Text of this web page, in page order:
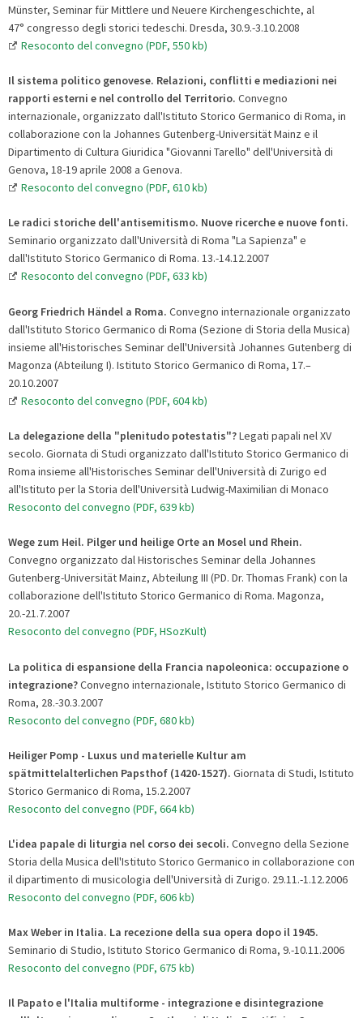
Münster, Seminar für Mittlere und Neuere Kirchengeschichte, al
47° congresso degli storici tedeschi. Dresda, 30.9.-3.10.2008
Resoconto del convegno (PDF, 550 kb)
Il sistema politico genovese. Relazioni, conflitti e mediazioni nei
rapporti esterni e nel controllo del Territorio. Convegno
internazionale, organizzato dall'Istituto Storico Germanico di Roma, in
collaborazione con la Johannes Gutenberg-Universität Mainz e il
Dipartimento di Cultura Giuridica "Giovanni Tarello" dell'Università di
Genova, 18-19 aprile 2008 a Genova.
Resoconto del convegno (PDF, 610 kb)
Le radici storiche dell'antisemitismo. Nuove ricerche e nuove fonti.
Seminario organizzato dall'Università di Roma "La Sapienza" e
dall'Istituto Storico Germanico di Roma. 13.-14.12.2007
Resoconto del convegno (PDF, 633 kb)
Georg Friedrich Händel a Roma. Convegno internazionale organizzato
dall'Istituto Storico Germanico di Roma (Sezione di Storia della Musica)
insieme all'Historisches Seminar dell'Università Johannes Gutenberg di
Magonza (Abteilung I). Istituto Storico Germanico di Roma, 17.–
20.10.2007
Resoconto del convegno (PDF, 604 kb)
La delegazione della "plenitudo potestatis"?Legati papali nel XV
secolo. Giornata di Studi organizzato dall'Istituto Storico Germanico di
Roma insieme all'Historisches Seminar dell'Università di Zurigo ed
all'Istituto per la Storia dell'Università Ludwig-Maximilian di Monaco
Resoconto del convegno (PDF, 639 kb)
Wege zum Heil. Pilger und heilige Orte an Mosel und Rhein.
Convegno organizzato dal Historisches Seminar della Johannes
Gutenberg-Universität Mainz, Abteilung III (PD. Dr. Thomas Frank) con la
collaborazione dell'Istituto Storico Germanico di Roma. Magonza,
20.-21.7.2007
Resoconto del convegno (PDF, HSozKult)
La politica di espansione della Francia napoleonica: occupazione o
integrazione?Convegno internazionale, Istituto Storico Germanico di
Roma, 28.-30.3.2007
Resoconto del convegno (PDF, 680 kb)
Heiliger Pomp - Luxus und materielle Kultur am
spätmittelalterlichen Papsthof (1420-1527). Giornata di Studi, Istituto
Storico Germanico di Roma, 15.2.2007
Resoconto del convegno (PDF, 664 kb)
L'idea papale di liturgia nel corso dei secoli. Convegno della Sezione
Storia della Musica dell'Istituto Storico Germanico in collaborazione con
il dipartimento di musicologia dell'Università di Zurigo. 29.11.-1.12.2006
Resoconto del convegno (PDF, 606 kb)
Max Weber in Italia. La recezione della sua opera dopo il 1945.
Seminario di Studio, Istituto Storico Germanico di Roma, 9.-10.11.2006
Resoconto del convegno (PDF, 675 kb)
Il Papato e l'Italia multiforme - integrazione e disintegrazione